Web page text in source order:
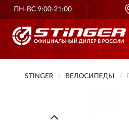
ПН-ВС 9:00-21:00
STINGER ВЕЛОСИПЕДЫ